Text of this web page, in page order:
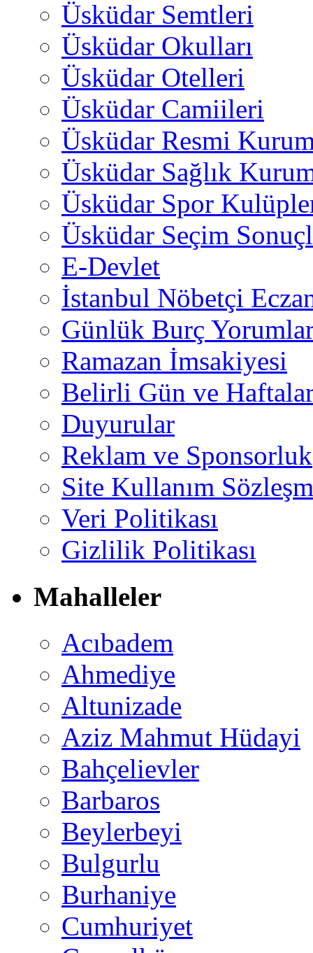
Üsküdar Semtleri
Üsküdar Okulları
Üsküdar Otelleri
Üsküdar Camiileri
Üsküdar Resmi
Üsküdar Sağlık
Üsküdar Spor
Üsküdar Seçim
E-Devlet
İstanbul Nöbetçi
Günlük Burç
Ramazan İmsakiyesi
Belirli Gün ve
Duyurular
Reklam ve Sponsorluk
Site Kullanım
Veri Politikası
Gizlilik Politikası
Mahalleler
Acıbadem
Ahmediye
Altunizade
Aziz Mahmut Hüdayi
Bahçelievler
Barbaros
Beylerbeyi
Bulgurlu
Burhaniye
Cumhuriyet